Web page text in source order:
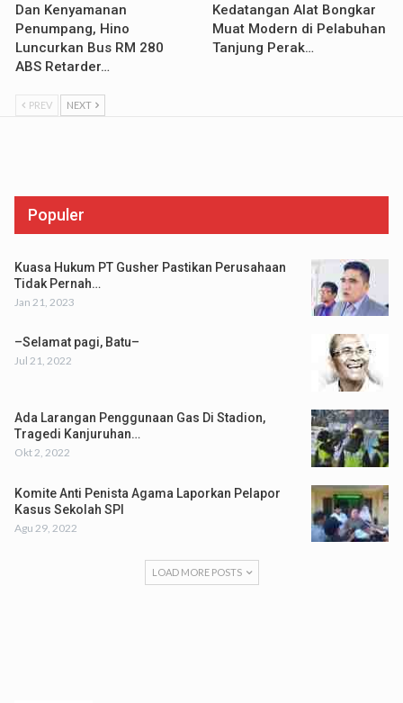
Dan Kenyamanan
Penumpang, Hino
Luncurkan Bus RM 280
ABS Retarder…
Kedatangan Alat Bongkar
Muat Modern di Pelabuhan
Tanjung Perak…
PREV NEXT
Populer
Kuasa Hukum PT Gusher Pastikan Perusahaan
Tidak Pernah…
Jan 21, 2023
–Selamat pagi, Batu–
Jul 21, 2022
Ada Larangan Penggunaan Gas Di Stadion,
Tragedi Kanjuruhan…
Okt 2, 2022
Komite Anti Penista Agama Laporkan Pelapor
Kasus Sekolah SPI
Agu 29, 2022
LOAD MORE POSTS